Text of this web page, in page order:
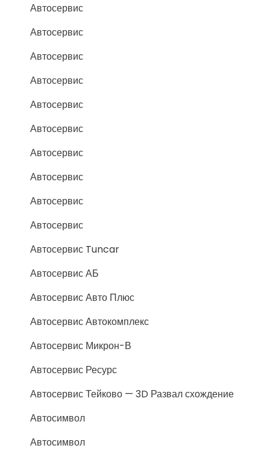
Автосервис
Автосервис
Автосервис
Автосервис
Автосервис
Автосервис
Автосервис
Автосервис
Автосервис
Автосервис
Автосервис Tuncar
Автосервис АБ
Автосервис Авто Плюс
Автосервис Автокомплекс
Автосервис Микрон-В
Автосервис Ресурс
Автосервис Тейково — 3D Развал схождение
Автосимвол
Автосимвол